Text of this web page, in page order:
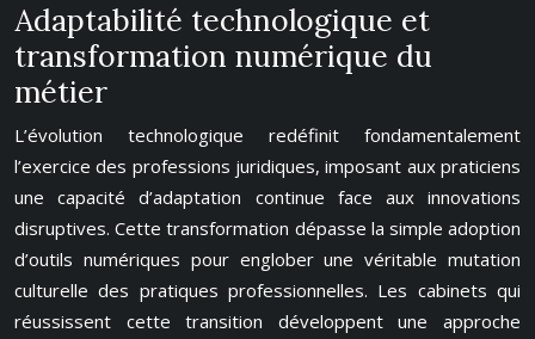
Adaptabilité technologique et
transformation numérique du
métier
L’évolution technologique redéfinit fondamentalement
l’exercice des professions juridiques, imposant aux praticiens
une capacité d’adaptation continue face aux innovations
disruptives. Cette transformation dépasse la simple adoption
d’outils numériques pour englober une véritable mutation
culturelle des pratiques professionnelles. Les cabinets qui
réussissent cette transition développent une approche